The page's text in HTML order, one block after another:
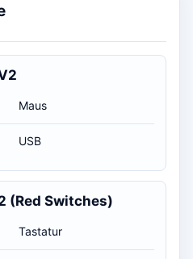
Maus
USB
(Red Switches)
Tastatur